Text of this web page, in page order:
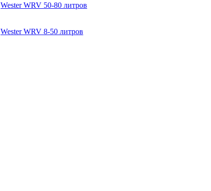
Wester WRV 50-80 литров
Wester WRV 8-50 литров